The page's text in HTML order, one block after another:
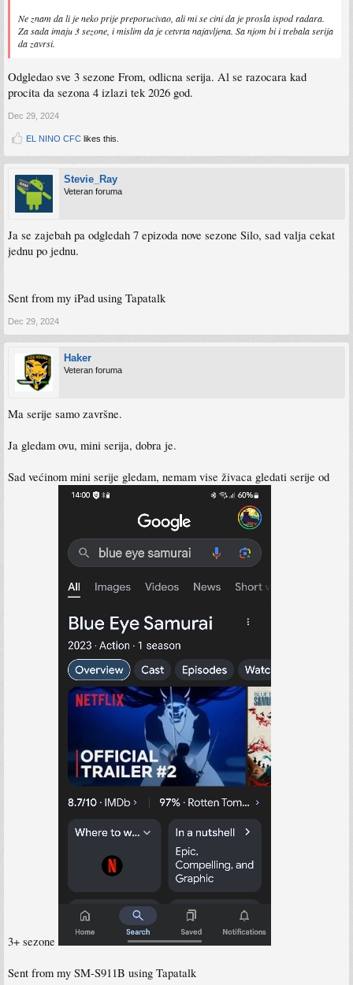
Ne znam da li je neko prije preporucivao, ali mi se cini da je prosla ispod radara.
Za sada imaju 3 sezone, i mislim da je cetvrta najavljena. Sa njom bi i trebala serija
da zavrsi.
Odgledao sve 3 sezone From, odlicna serija. Al se razocara kad
procita da sezona 4 izlazi tek 2026 god.
Dec 29, 2024
EL NINO CFC likes this.
Stevie_Ray
Veteran foruma
Ja se zajebah pa odgledah 7 epizoda nove sezone Silo, sad valja cekat
jednu po jednu.
Sent from my iPad using Tapatalk
Dec 29, 2024
Haker
Veteran foruma
Ma serije samo završne.
Ja gledam ovu, mini serija, dobra je.
Sad većinom mini serije gledam, nemam vise živaca gledati serije od
3+ sezone
Sent from my SM-S911B using Tapatalk